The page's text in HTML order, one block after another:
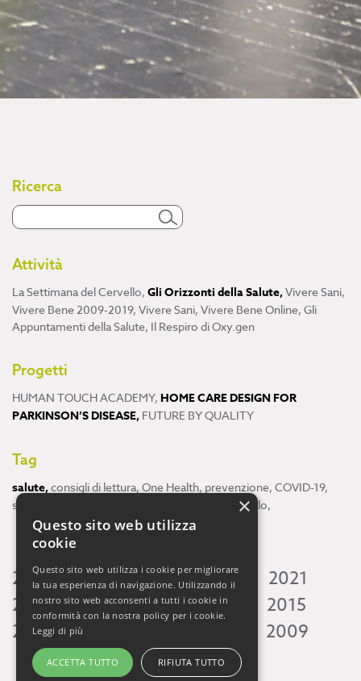
Ricerca
Attività
La Settimana del Cervello, Gli Orizzonti della Salute,Vivere Sani,
Vivere Bene 2009-2019, Vivere Sani, Vivere Bene Online, Gli
Appuntamenti della Salute, Il Respiro di Oxy.gen
Progetti
HUMAN TOUCH ACADEMY, HOME CARE DESIGN FOR
PARKINSON’S DISEASE, FUTURE BY QUALITY
Tag
salute,consigli di lettura, One Health, prevenzione, COVID-19,
scienza
cervello,
2026 2025 2024 2023 2022
2021
2020 2019 2018 2017 2016
2015
2014 2013 2009
×
Questo sito web utilizza
cookie
Questo sito web utilizza i cookie per migliorare
la tua esperienza di navigazione. Utilizzando il
nostro sito web acconsenti a tutti i cookie in
conformità con la nostra policy per i cookie.
Leggi di più
ACCETTA TUTTO RIFIUTA TUTTO